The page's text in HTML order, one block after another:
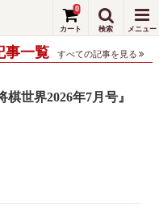
0
事一覧 すべての記事を見る
世界2026年7月号』